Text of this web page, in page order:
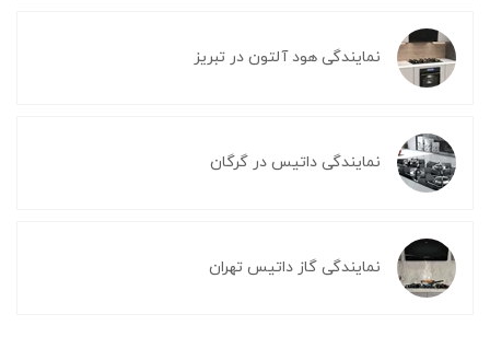
نمایندگی هود آلتون در تبریز
نمایندگی داتیس در گرگان
نمایندگی گاز داتیس تهران